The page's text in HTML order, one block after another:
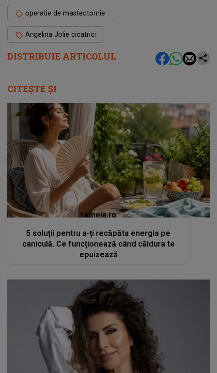
DISTRIBUIE ARTICOLUL
operatie de mastectomie
Angelina Jolie cicatrici
CITEȘTE ȘI
femeia.ro
5 soluții pentru a-ți recăpăta energia pe
caniculă. Ce funcționează când căldura te
epuizează